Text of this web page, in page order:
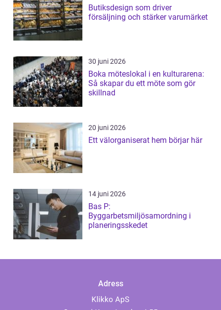
Butiksdesign som driver
försäljning och stärker varumärket
30 juni 2026
Boka möteslokal i en kulturarena:
Så skapar du ett möte som gör
skillnad
20 juni 2026
Ett välorganiserat hem börjar här
14 juni 2026
Bas P:
Byggarbetsmiljösamordning i
planeringsskedet
Adress